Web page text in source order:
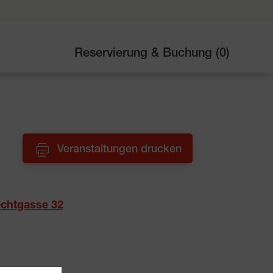
Reservierung & Buchung (0)
Veranstaltungen drucken
32